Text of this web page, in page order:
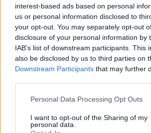
interest-based ads based on personal
us or personal information disclosed to
your opt-out. You may separately opt-out
disclosure of your personal information by
IAB’s list of downstream participants. This
also be disclosed by us to third parties on
Downstream Participants that may further
Personal Data Processing Opt Outs
I want to opt-out of the Sharing of my
personal data.
Nyár, nevetés,
Panna és a szép
Képtelenek vagyunk
kihívásaihoz?